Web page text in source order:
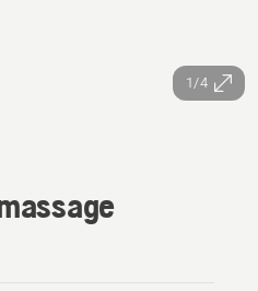
1/4